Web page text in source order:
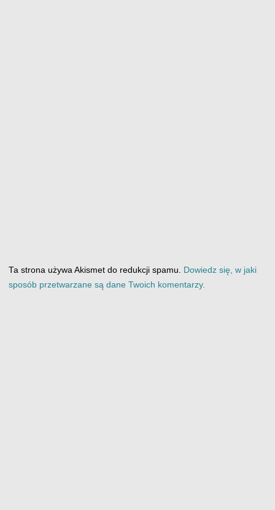
Ta strona używa Akismet do redukcji spamu. Dowiedz się, w jaki
sposób przetwarzane są dane Twoich komentarzy.